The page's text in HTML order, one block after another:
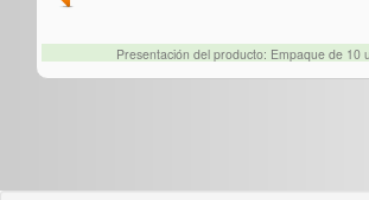
Presentación del producto: Empaque de 10